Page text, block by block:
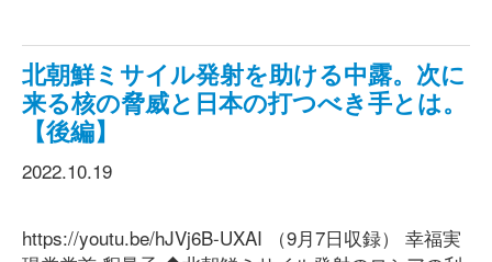
北朝鮮ミサイル発射を助ける中露。次に
来る核の脅威と日本の打つべき手とは。
【後編】
2022.10.19
https://youtu.be/hJVj6B-UXAI （9月7日収録） 幸福実